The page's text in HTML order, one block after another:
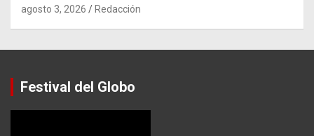
agosto 3, 2026 Redacción
Festival del Globo